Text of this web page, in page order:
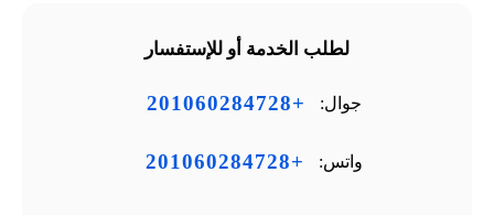
لطلب الخدمة أو للإستفسار
جوال: +201060284728
واتس: +201060284728